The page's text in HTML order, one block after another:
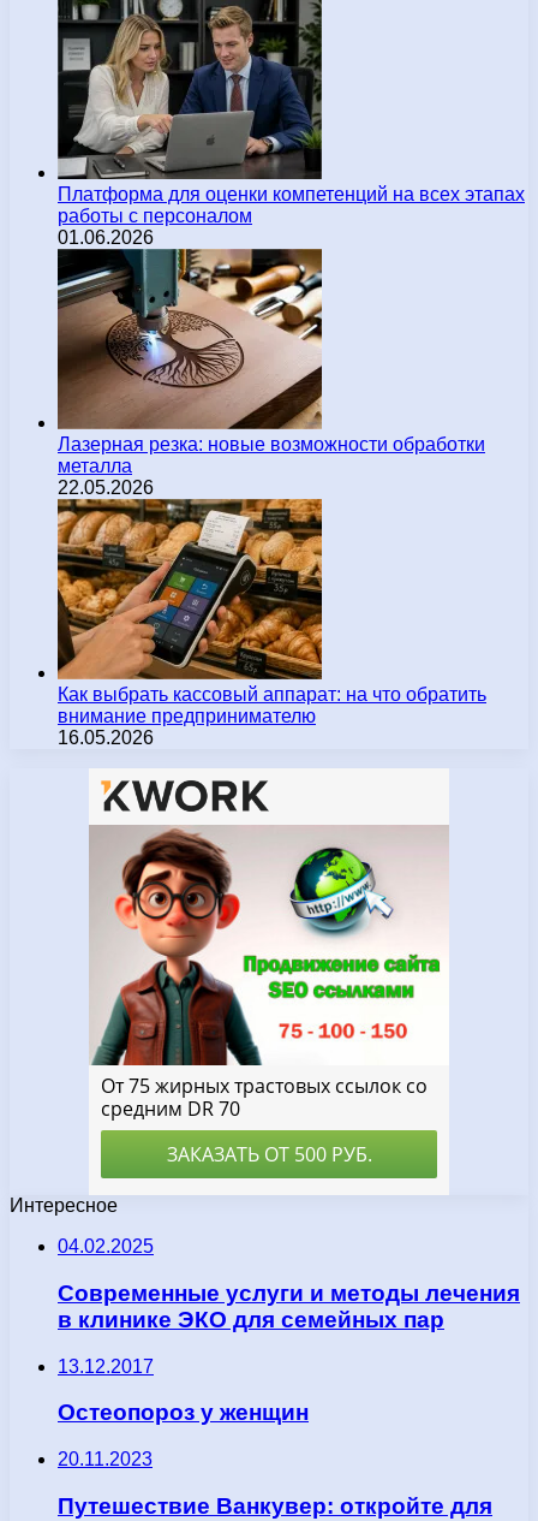
Платформа для оценки компетенций на всех этапах
работы с персоналом
01.06.2026
Лазерная резка: новые возможности обработки
металла
22.05.2026
Как выбрать кассовый аппарат: на что обратить
внимание предпринимателю
16.05.2026
Интересное
04.02.2025
Современные услуги и методы лечения
в клинике ЭКО для семейных пар
13.12.2017
Остеопороз у женщин
20.11.2023
Путешествие Ванкувер: откройте для